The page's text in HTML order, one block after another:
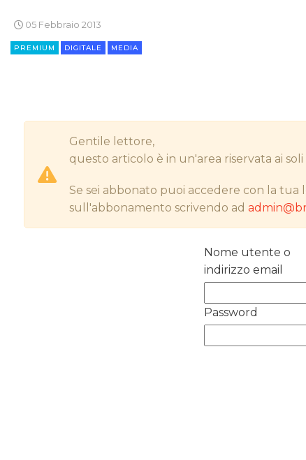
05 Febbraio 2013
PREMIUM DIGITALE MEDIA
Gentile lettore,
questo articolo è in un'area riservata ai
Se sei abbonato puoi accedere con la
sull'abbonamento scrivendo ad
Nome utente o
indirizzo email
Password